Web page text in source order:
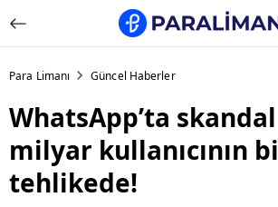
Para Limanı Güncel Haberler
WhatsApp’ta skandal
milyar kullanıcının
tehlikede!